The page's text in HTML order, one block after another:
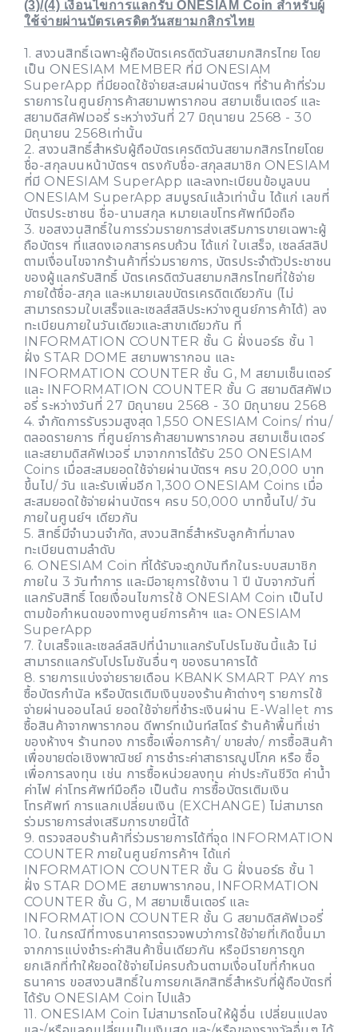
(3)/(4) เงื่อนไขการแลกรับ ONESIAM Coin สำหรับผู้
ใช้จ่ายผ่านบัตรเครดิตวันสยามกสิกรไทย
1. สงวนสิทธิ์เฉพาะผู้ถือบัตรเครดิตวันสยามกสิกรไทย โดย
เป็น ONESIAM MEMBER ที่มี ONESIAM
SuperApp ที่มียอดใช้จ่ายสะสมผ่านบัตรฯ ที่ร้านค้าที่ร่วม
รายการในศูนย์การค้าสยามพารากอน สยามเซ็นเตอร์ และ
สยามดิสคัฟเวอรี่ ระหว่างวันที่ 27 มิถุนายน 2568 - 30
มิถุนายน 2568เท่านั้น
2. สงวนสิทธิ์สำหรับผู้ถือบัตรเครดิตวันสยามกสิกรไทยโดย
ชื่อ-สกุลบนหน้าบัตรฯ ตรงกับชื่อ-สกุลสมาชิก ONESIAM
ที่มี ONESIAM SuperApp และลงทะเบียนข้อมูลบน
ONESIAM SuperApp สมบูรณ์แล้วเท่านั้น ได้แก่ เลขที่
บัตรประชาชน ชื่อ-นามสกุล หมายเลขโทรศัพท์มือถือ
3. ขอสงวนสิทธิ์ในการร่วมรายการส่งเสริมการขายเฉพาะผู้
ถือบัตรฯ ที่แสดงเอกสารครบถ้วน ได้แก่ ใบเสร็จ, เซลล์สลิป
ตามเงื่อนไขจากร้านค้าที่ร่วมรายการ, บัตรประจำตัวประชาชน
ของผู้แลกรับสิทธิ์ บัตรเครดิตวันสยามกสิกรไทยที่ใช้จ่าย
ภายใต้ชื่อ-สกุล และหมายเลขบัตรเครดิตเดียวกัน (ไม่
สามารถรวมใบเสร็จและเซลส์สลิประหว่างศูนย์การค้าได้) ลง
ทะเบียนภายในวันเดียวและสาขาเดียวกัน ที่
INFORMATION COUNTER ชั้น G ฝั่งนอร์ธ ชั้น 1
ฝั่ง STAR DOME สยามพารากอน และ
INFORMATION COUNTER ชั้น G, M สยามเซ็นเตอร์
และ INFORMATION COUNTER ชั้น G สยามดิสคัฟเว
อรี่ ระหว่างวันที่ 27 มิถุนายน 2568 - 30 มิถุนายน 2568
4. จำกัดการรับรวมสูงสุด 1,550 ONESIAM Coins/ ท่าน/
ตลอดรายการ ที่ศูนย์การค้าสยามพารากอน สยามเซ็นเตอร์
และสยามดิสคัฟเวอรี่ มาจากการได้รับ 250 ONESIAM
Coins เมื่อสะสมยอดใช้จ่ายผ่านบัตรฯ ครบ 20,000 บาท
ขึ้นไป/ วัน และรับเพิ่มอีก 1,300 ONESIAM Coins เมื่อ
สะสมยอดใช้จ่ายผ่านบัตรฯ ครบ 50,000 บาทขึ้นไป/ วัน
ภายในศูนย์ฯ เดียวกัน
5. สิทธิ์มีจำนวนจำกัด, สงวนสิทธิ์สำหรับลูกค้าที่มาลง
ทะเบียนตามลำดับ
6. ONESIAM Coin ที่ได้รับจะถูกบันทึกในระบบสมาชิก
ภายใน 3 วันทำการ และมีอายุการใช้งาน 1 ปี นับจากวันที่
แลกรับสิทธิ์ โดยเงื่อนไขการใช้ ONESIAM Coin เป็นไป
ตามข้อกำหนดของทางศูนย์การค้าฯ และ ONESIAM
SuperApp
7. ใบเสร็จและเซลล์สลิปที่นำมาแลกรับโปรโมชันนี้แล้ว ไม่
สามารถแลกรับโปรโมชันอื่นๆ ของธนาคารได้
8. รายการแบ่งจ่ายรายเดือน KBANK SMART PAY การ
ซื้อบัตรกำนัล หรือบัตรเติมเงินของร้านค้าต่างๆ รายการใช้
จ่ายผ่านออนไลน์ ยอดใช้จ่ายที่ชำระเงินผ่าน E-Wallet การ
ซื้อสินค้าจากพารากอน ดีพาร์ทเม้นท์สโตร์ ร้านค้าพื้นที่เช่า
ของห้างฯ ร้านทอง การซื้อเพื่อการค้า/ ขายส่ง/ การซื้อสินค้า
เพื่อขายต่อเชิงพาณิชย์ การชำระค่าสาธารณูปโภค หรือ ซื้อ
เพื่อการลงทุน เช่น การซื้อหน่วยลงทุน ค่าประกันชีวิต ค่าน้ำ
ค่าไฟ ค่าโทรศัพท์มือถือ เป็นต้น การซื้อบัตรเติมเงิน
โทรศัพท์ การแลกเปลี่ยนเงิน (EXCHANGE) ไม่สามารถ
ร่วมรายการส่งเสริมการขายนี้ได้
9. ตรวจสอบร้านค้าที่ร่วมรายการได้ที่จุด INFORMATION
COUNTER ภายในศูนย์การค้าฯ ได้แก่
INFORMATION COUNTER ชั้น G ฝั่งนอร์ธ ชั้น 1
ฝั่ง STAR DOME สยามพารากอน, INFORMATION
COUNTER ชั้น G, M สยามเซ็นเตอร์ และ
INFORMATION COUNTER ชั้น G สยามดิสคัฟเวอรี่
10. ในกรณีที่ทางธนาคารตรวจพบว่าการใช้จ่ายที่เกิดขึ้นมา
จากการแบ่งชำระค่าสินค้าชิ้นเดียวกัน หรือมีรายการถูก
ยกเลิกที่ทำให้ยอดใช้จ่ายไม่ครบถ้วนตามเงื่อนไขที่กำหนด
ธนาคาร ขอสงวนสิทธิ์ในการยกเลิกสิทธิ์สำหรับที่ผู้ถือบัตรที่
ได้รับ ONESIAM Coin ไปแล้ว
11. ONESIAM Coin ไม่สามารถโอนให้ผู้อื่น เปลี่ยนแปลง